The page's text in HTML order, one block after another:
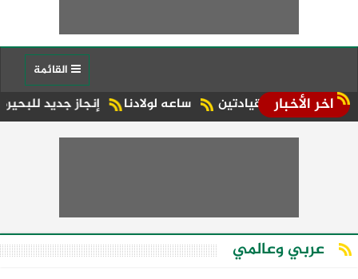
اخر الأخبار إنجاز جديد للبحيرة.. شبراخيت وبدر ضمن أفضل 10 وحدات محلية على مستوى ساعه لولادنا
عربي وعالمي